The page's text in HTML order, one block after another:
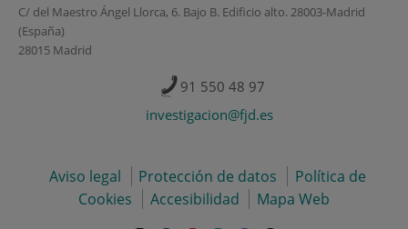
C/ del Maestro Ángel Llorca, 6. Bajo B. Edificio alto. 28003-Madrid
(España)
28015 Madrid
91 550 48 97
investigacion@fjd.es
Aviso legal Protección de datos
Política de
Cookies
Accesibilidad Mapa Web